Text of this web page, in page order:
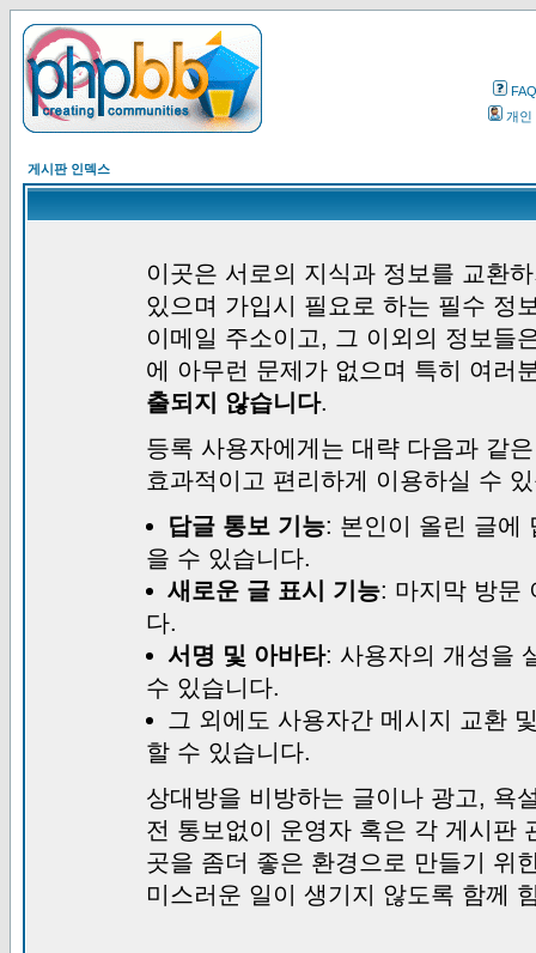
FAQ
개인
게시판 인덱스
이곳은 서로의 지식과 정보를 교환
있으며 가입시 필요로 하는 필수 정
이메일 주소이고, 그 이외의 정보들
에 아무런 문제가 없으며 특히 여러
출되지 않습니다.
등록 사용자에게는 대략 다음과 같
효과적이고 편리하게 이용하실 수
답글 통보 기능: 본인이 올린 글에
을 수 있습니다.
새로운 글 표시 기능: 마지막 방문
다.
서명 및 아바타: 사용자의 개성을
수 있습니다.
그 외에도 사용자간 메시지 교환
할 수 있습니다.
상대방을 비방하는 글이나 광고, 욕
전 통보없이 운영자 혹은 각 게시판
곳을 좀더 좋은 환경으로 만들기 위
미스러운 일이 생기지 않도록 함께